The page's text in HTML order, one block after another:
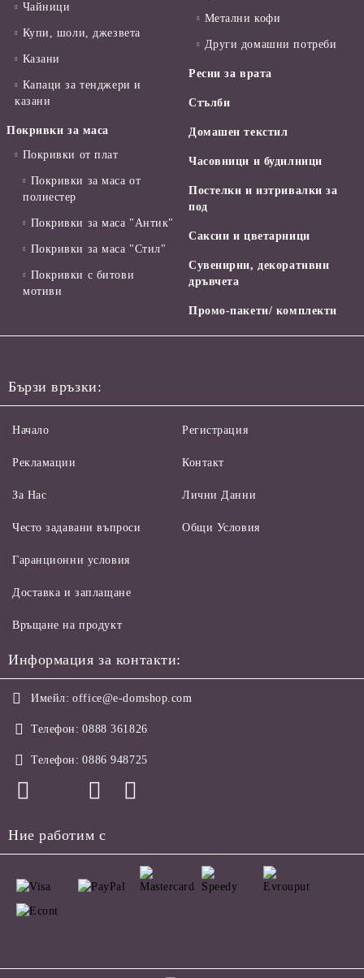
Чайници
Купи, шоли, джезвета
Казани
Капаци за тенджери и
казани
Покривки за маса
Покривки от плат
Покривки за маса от
полиестер
Покривки за маса "Антик"
Покривки за маса "Стил"
Покривки с битови
мотиви
Метални кофи
Други домашни потреби
Ресни за врата
Стълби
Домашен текстил
Часовници и будилници
Постелки и изтривалки за
под
Саксии и цветарници
Сувенирни, декоративни
дръвчета
Промо-пакети/ комплекти
Бързи връзки:
Начало
Рекламации
За Нас
Често задавани въпроси
Регистрация
Контакт
Лични Данни
Общи Условия
Гаранционни условия
Доставка и заплащане
Връщане на продукт
Информация за контакти:
Имейл: office@e-domshop.com
Телефон: 0888 361826
Телефон: 0886 948725
Ние работим с